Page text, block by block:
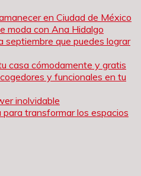
en Ciudad de México
moda con Ana Hidalgo
septiembre que puedes lograr
casa cómodamente y gratis
y funcionales en tu
inolvidable
transformar los espacios